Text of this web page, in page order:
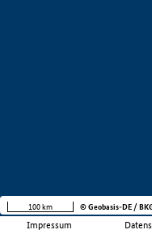
Impressum
100 km © Geobasis-DE /